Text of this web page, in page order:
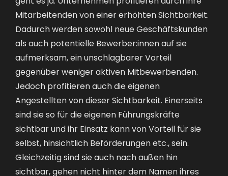
Mitarbeitenden von einer erhöhten Sichtbarkeit.
Dadurch werden sowohl neue Geschäftskunden
als auch potentielle Bewerber:innen auf sie
aufmerksam, ein unschlagbarer Vorteil
gegenüber weniger aktiven Mitbewerbenden.
Jedoch profitieren auch die eigenen
Angestellten von dieser Sichtbarkeit. Einerseits
sind sie so für die eigenen Führungskräfte
sichtbar und ihr Einsatz kann von Vorteil für sie
selbst, hinsichtlich Beförderungen etc., sein.
Gleichzeitig sind sie auch nach außen hin
sichtbar, gehen nicht hinter dem Namen ihres